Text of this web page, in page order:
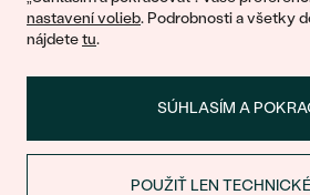
nastavení volieb. Podrobnosti a všetky
nájdetetu.
SÚHLASÍM A
POUŽIŤ LEN